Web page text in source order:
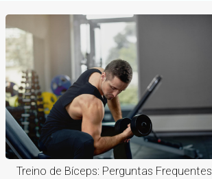
Treino de Bíceps: Perguntas Frequentes